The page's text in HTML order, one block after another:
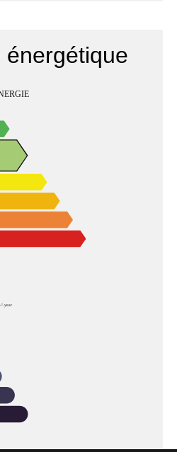
énergétique